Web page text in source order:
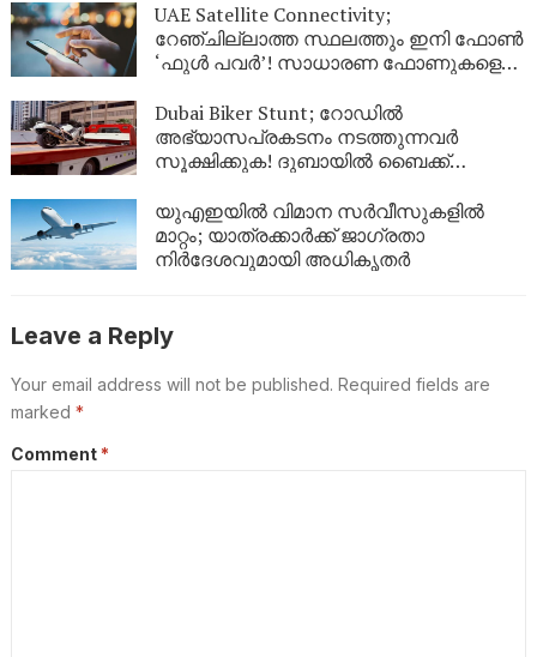
UAE Satellite Connectivity;
റേഞ്ചില്ലാത്ത സ്ഥലത്തും ഇനി ഫോൺ
‘ഫുൾ പവർ’! സാധാരണ ഫോണുകളെ
യുഎഇയുടെ വിപ്ലവം
Dubai Biker Stunt; റോഡിൽ
അഭ്യാസപ്രകടനം നടത്തുന്നവർ
സൂക്ഷിക്കുക! ദുബായിൽ ബൈക്ക്
പോലീസ്
യുഎഇയിൽ വിമാന സർവീസുകളിൽ
മാറ്റം; യാത്രക്കാർക്ക് ജാഗ്രതാ
നിർദേശവുമായി അധികൃതർ
Leave a Reply
Your email address will not be published. Required fields are
marked *
Comment *